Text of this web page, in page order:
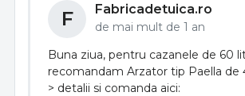
F Fabricadetuica.ro
de mai mult de 1 an
Buna ziua, pentru cazanele de 60
recomandam Arzator tip Paella de
> detalii si comanda aici: